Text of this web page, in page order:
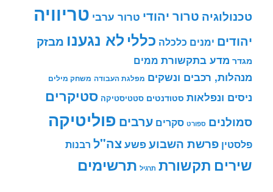
טכנולוגיה טרור יהודי טרור ערבי טריוויה
יהודים ימנים כלכלה כללי לא נגענו מבזק
מגדר מדע בתקשורת ממים
מנהלות, רכבים ונשקים מפלגת העבודה משחק מילים
ניסים ונפלאות סטודנטים סטטיסטיקה סטיקרים
סמולנים ספורט סקרים ערבים פוליטיקה
פלסטין פרשת השבועפשעצה"ל רבנות
שירים תקשורת תרגיל תרשימים